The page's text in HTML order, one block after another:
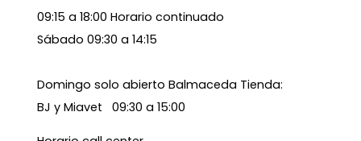
09:15 a 18:00 Horario continuado
Sábado 09:30 a 14:15
Domingo solo abierto Balmaceda Tienda:
BJ y Miavet 09:30 a 15:00